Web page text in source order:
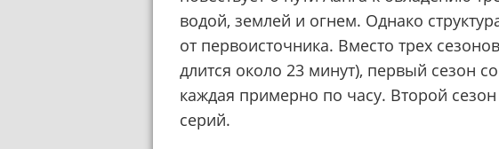
водой, землей и огнем. Однако
от первоисточника. Вместо трех
длится около 23 минут), первый сезон
каждая примерно по часу. Второй сезон
серий.